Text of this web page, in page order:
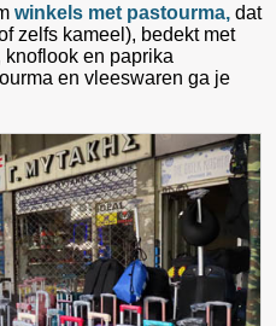
winkels met pastourma, dat
zelfs kameel), bedekt met
en paprika
en vleeswaren ga je